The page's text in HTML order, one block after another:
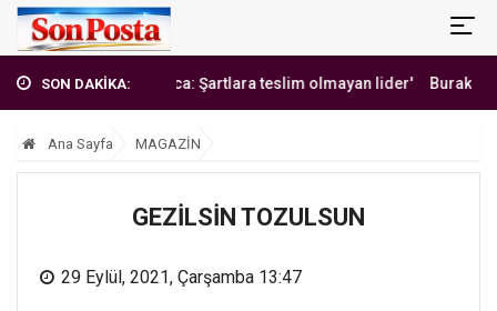
SON DAKİKA:
'Erbakan Hoca: Şartlara teslim olmayan lider' Burak
Ana Sayfa MAGAZİN
GEZİLSİN TOZULSUN
29 Eylül, 2021, Çarşamba 13:47